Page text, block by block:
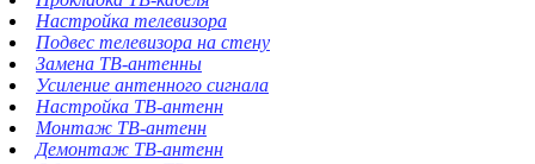
Настройка телевизора
Подвес телевизора на стену
Замена ТВ-антенны
Усиление антенного сигнала
Настройка ТВ-антенн
Монтаж ТВ-антенн
Демонтаж ТВ-антенн